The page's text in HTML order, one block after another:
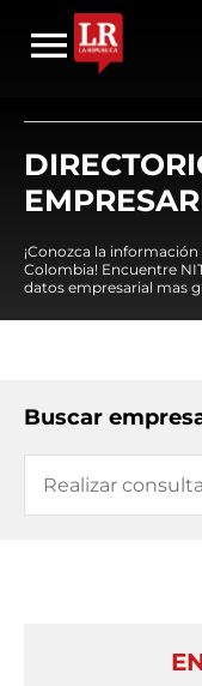
¡Conozca la
Colombia! Encuentre
datos empresarial mas
Buscar